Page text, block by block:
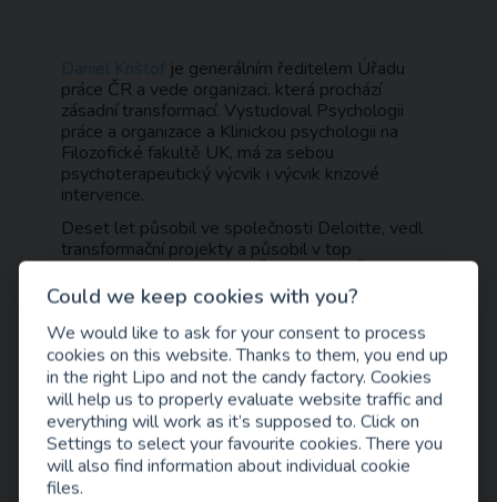
Daniel Krištof je generálním ředitelem Úřadu
práce ČR a vede organizaci, která prochází
zásadní transformací. Vystudoval Psychologii
práce a organizace a Klinickou psychologii na
Filozofické fakultě UK, má za sebou
psychoterapeutický výcvik i výcvik krizové
intervence.
Deset let působil ve společnosti Deloitte, vedl
transformační projekty a působil v top
spořitelna nebo Direct pojišťovna. Vedl ČEZ
Akademii, která s pomocí expertů pomáhá lidem
šetřit energiemi.
Od září 2023 je v čele Úřadu práce ČR a pod
jeho vedením se rozbíhá digitalizace a
modernizace služeb pro statisíce klientů.
Přednáška bude živě přenášena z Prahy na
Could we keep cookies with you?
We would like to ask for your consent to process
cookies on this website. Thanks to them, you end up
in the right Lipo and not the candy factory. Cookies
will help us to properly evaluate website traffic and
everything will work as it’s supposed to. Click on
Settings to select your favourite cookies. There you
will also find information about individual cookie
files.